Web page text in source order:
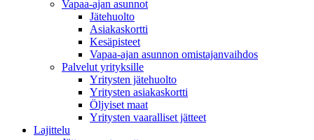
Vapaa-ajan asunnot
Jätehuolto
Asiakaskortti
Kesäpisteet
Vapaa-ajan asunnon omistajanvaihdos
Palvelut yrityksille
Yritysten jätehuolto
Yritysten asiakaskortti
Öljyiset maat
Yritysten vaaralliset jätteet
Lajittelu